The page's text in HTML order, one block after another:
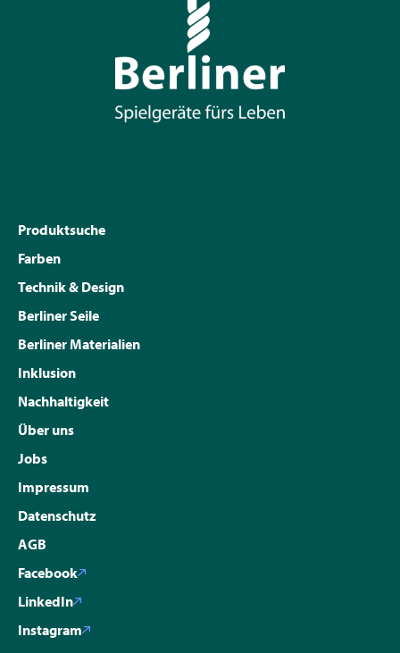
Produktsuche
Farben
Technik & Design
Berliner Seile
Berliner Materialien
Inklusion
Nachhaltigkeit
Über uns
Jobs
Impressum
Datenschutz
AGB
Facebook
LinkedIn
Instagram